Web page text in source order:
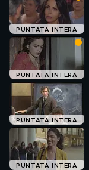
PUNTATA INTERA
PUNTATA INTERA
PUNTATA INTERA
PUNTATA INTERA